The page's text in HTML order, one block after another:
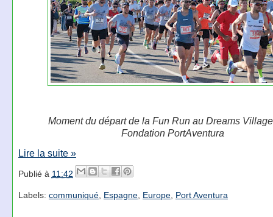
Moment du départ de la Fun Run au Dreams
Fondation PortAventura
Lire la suite »
Publié à 11:42
Labels: communiqué, Espagne, Europe, Port Aventura